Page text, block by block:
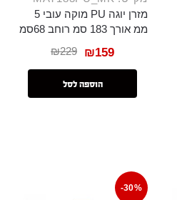
מזרן יוגה PU מוקה עובי 5
ממ אורך 183 סמ רוחב 68סמ
₪229 ₪159
הוספה לסל
-30%